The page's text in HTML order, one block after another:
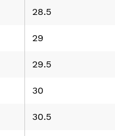
28.5
29
29.5
30
30.5